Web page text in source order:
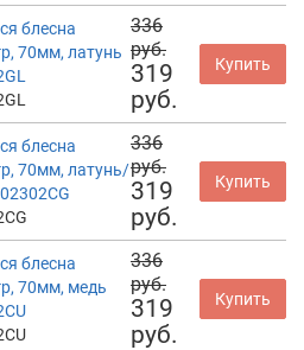
блесна
70мм, латунь
336
руб.
319
руб.
Купить
блесна
70мм, латунь/
336
руб.
319
руб.
Купить
блесна
70мм, медь
336
руб.
319
руб.
Купить